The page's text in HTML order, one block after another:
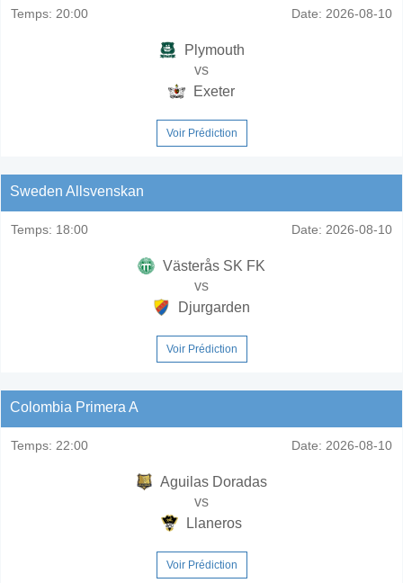
Temps: 20:00 Date: 2026-08-10
Plymouth
vs
Exeter
Voir Prédiction
Sweden Allsvenskan
Temps: 18:00 Date: 2026-08-10
Västerås SK FK
vs
Djurgarden
Voir Prédiction
Colombia Primera A
Temps: 22:00 Date: 2026-08-10
Aguilas Doradas
vs
Llaneros
Voir Prédiction